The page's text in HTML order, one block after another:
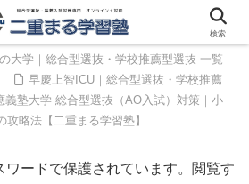
大学｜総合型選抜・学校推薦型選抜 一覧
早慶上智ICU｜総合型選抜・学校推薦
義塾大学 総合型選抜（AO入試）対策｜小
略法【二重まる学習塾】
ワードで保護されています。閲覧す
検索